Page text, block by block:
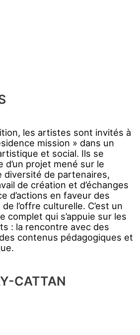
les artistes sont invités à
mission » dans un
et social. Ils se
projet mené sur le
diversité de partenaires,
de création et d’échanges
d’actions en faveur des
l’offre culturelle. C’est un
complet qui s’appuie sur les
: la rencontre avec des
contenus pédagogiques et
CATTAN